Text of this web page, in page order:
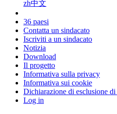
zh中文
36 paesi
Contatta un sindacato
Iscriviti a un sindacato
Notizia
Download
Il progetto
Informativa sulla privacy
Informativa sui cookie
Dichiarazione di esclusione di
Log in